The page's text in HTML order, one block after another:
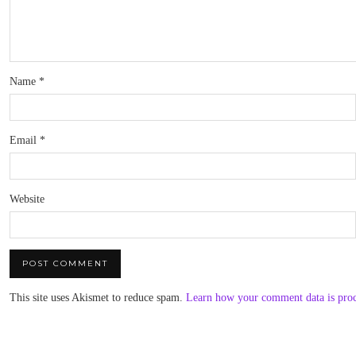
Name *
Email *
Website
This site uses Akismet to reduce spam. Learn how your comment data is